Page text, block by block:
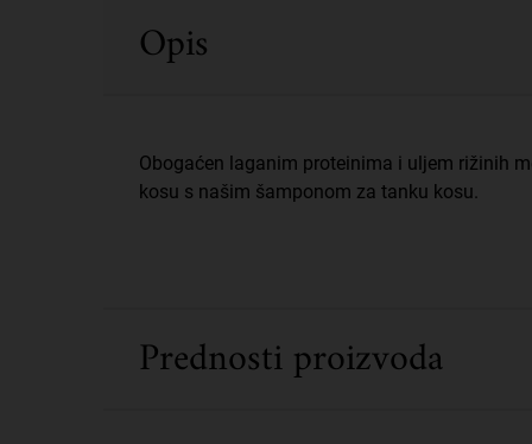
Opis
Obogaćen laganim proteinima i uljem rižinih
kosu s našim šamponom za tanku kosu.
Prednosti proizvoda